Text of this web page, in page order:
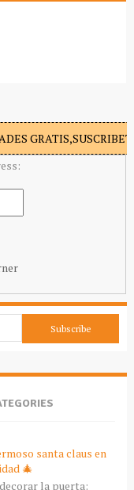
santa claus en
🎄
la puerta: